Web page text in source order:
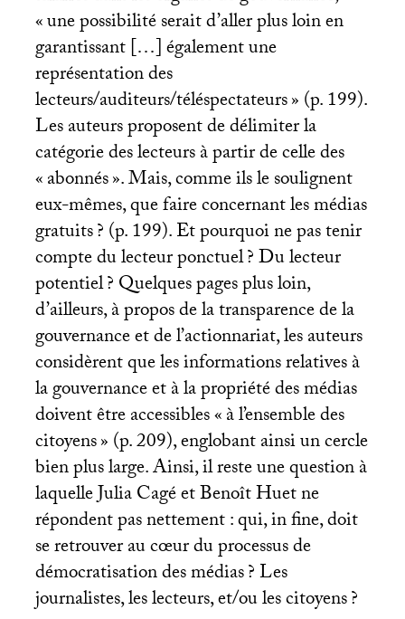
«une possibilité serait d’aller plus loin en
garantissant […] également une
représentation des
lecteurs/auditeurs/téléspectateurs» (p. 199).
Les auteurs proposent de délimiter la
catégorie des lecteurs à partir de celle des
«abonnés». Mais, comme ils le soulignent
eux-mêmes, que faire concernant les médias
gratuits? (p. 199). Et pourquoi ne pas tenir
compte du lecteur ponctuel? Du lecteur
potentiel? Quelques pages plus loin,
d’ailleurs, à propos de la transparence de la
gouvernance et de l’actionnariat, les auteurs
considèrent que les informations relatives à
la gouvernance et à la propriété des médias
doivent être accessibles «à l’ensemble des
citoyens» (p. 209), englobant ainsi un cercle
bien plus large. Ainsi, il reste une question à
laquelle Julia Cagé et Benoît Huet ne
répondent pas nettement : qui, in fine, doit
se retrouver au cœur du processus de
démocratisation des médias? Les
journalistes, les lecteurs, et/ou les citoyens?